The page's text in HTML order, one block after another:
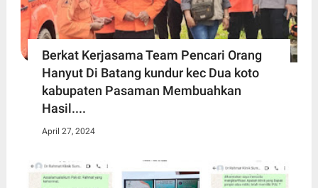
Berkat Kerjasama Team Pencari Orang
Hanyut Di Batang kundur kec Dua koto
kabupaten Pasaman Membuahkan
Hasil....
April 27, 2024